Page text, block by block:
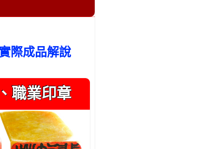
際成品解說
職業印章